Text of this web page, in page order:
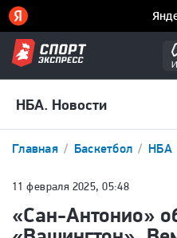
НБА. Новости
Главная Баскетбол НБА
11 февраля 2025, 05:48
«Сан-Антонио»